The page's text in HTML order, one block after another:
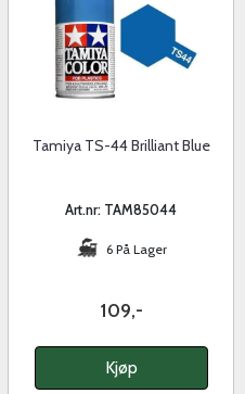
Tamiya TS-44 Brilliant Blue
Art.nr: TAM85044
6 På Lager
109,-
Kjøp